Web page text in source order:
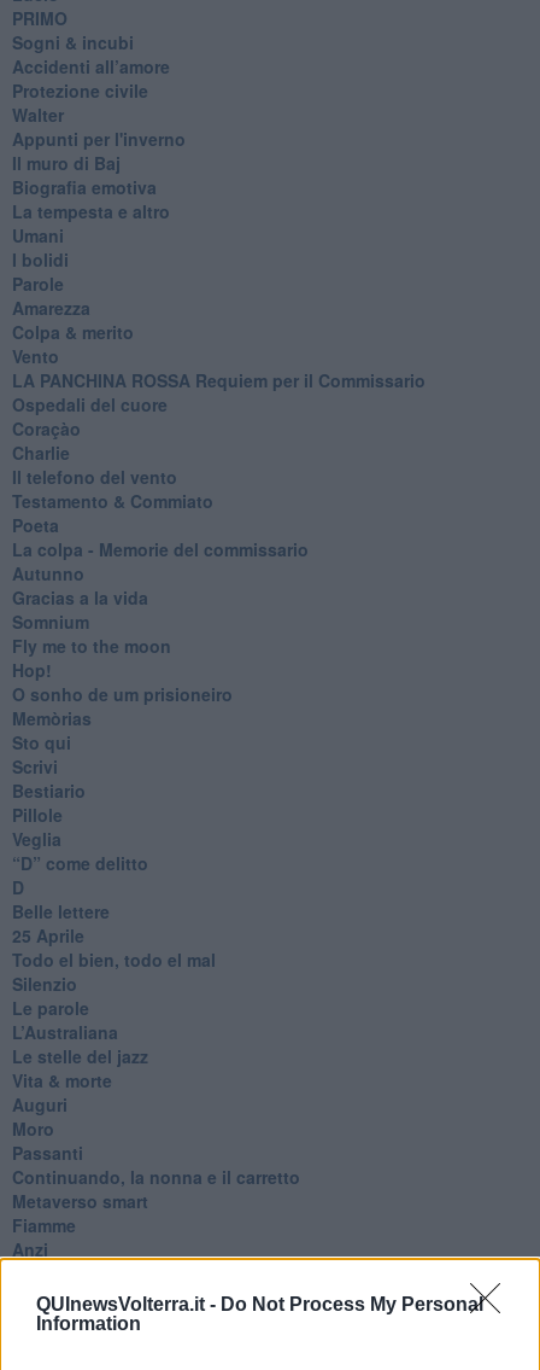
QUInewsVolterra.it - Do Not Process My Personal
Information
PRIMO
Sogni & incubi
Accidenti all’amore
Protezione civile
Walter
Appunti per l'inverno
Il muro di Baj
Biografia emotiva
La tempesta e altro
Umani
I bolidi
Parole
Amarezza
Colpa & merito
Vento
​LA PANCHINA ROSSA Requiem per il Commissario
Ospedali del cuore
Coraçào
Charlie
Il telefono del vento
Testamento & Commiato
Poeta
​La colpa - Memorie del commissario
Autunno
Gracias a la vida
Somnium
Fly me to the moon
Hop!
O sonho de um prisioneiro
Memòrias
Sto qui
Scrivi
Bestiario
Pillole
Veglia
​“D” come delitto
D
Belle lettere
25 Aprile
Todo el bien, todo el mal
Silenzio
Le parole
​L’Australiana
Le stelle del jazz
Vita & morte
Auguri
Moro
Passanti
Continuando, la nonna e il carretto
Metaverso smart
Fiamme
Anzi
Utopie
Estate